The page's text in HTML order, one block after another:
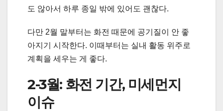
도 않아서 하루 종일 밖에 있어도 괜찮다.
다만 2월 말부터는 화전 때문에 공기질이 안 좋
아지기 시작한다. 이때부터는 실내 활동 위주로
계획을 세우는 게 좋다.
2-3월: 화전 기간, 미세먼지
이슈